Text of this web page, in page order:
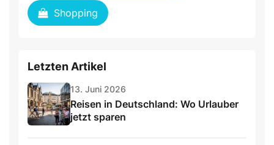
Shopping
Letzten Artikel
13. Juni 2026
Reisen in Deutschland: Wo Urlauber
jetzt sparen